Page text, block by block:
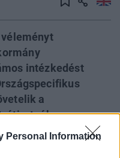
Personal Information
intézkedést
a
átiratnák a
várnak el, a